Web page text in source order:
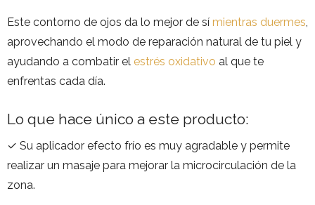
Este contorno de ojos da lo mejor de sí mientras duermes,
aprovechando el modo de reparación natural de tu piel y
ayudando a combatir el estrés oxidativo al que te
enfrentas cada día.
Lo que hace único a este producto:
✓ Su aplicador efecto frío es muy agradable y permite
realizar un masaje para mejorar la microcirculación de la
zona.